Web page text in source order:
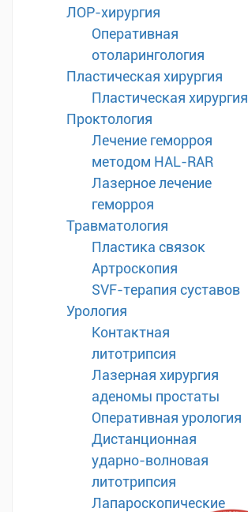
ЛОР-хирургия
Оперативная
отоларингология
Пластическая хирургия
Пластическая хирургия
Проктология
Лечение геморроя
методом HAL-RAR
Лазерное лечение
геморроя
Травматология
Пластика связок
Артроскопия
SVF-терапия суставов
Урология
Контактная
литотрипсия
Лазерная хирургия
аденомы простаты
Оперативная урология
Дистанционная
ударно-волновая
литотрипсия
Лапароскопические